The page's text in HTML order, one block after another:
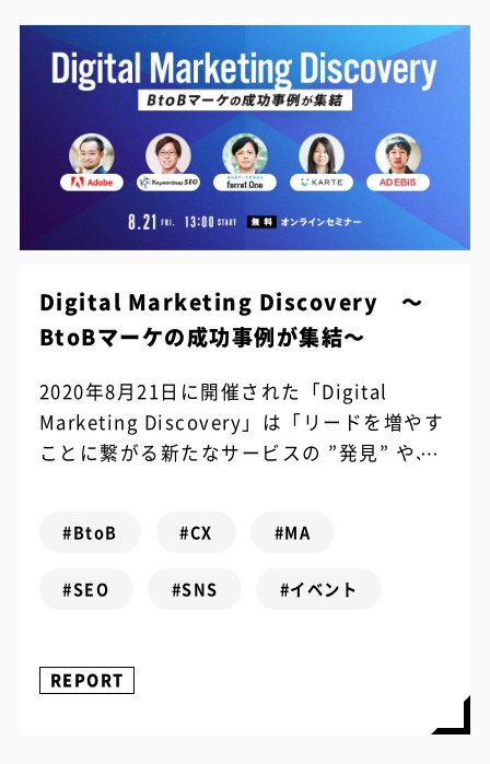
Digital Marketing Discovery ～
BtoBマーケの成功事例が集結～
2020年8月21日に開催された「Digital
Marketing Discovery」は「リードを増やす
ことに繋がる新たなサービスの ”発見” や、
#BtoB #CX #MA
#SEO #SNS #イベント
REPORT